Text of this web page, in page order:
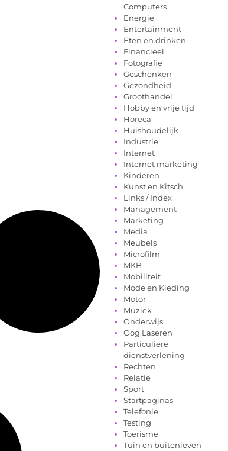
Computers
Energie
Entertainment
Eten en drinken
Financieel
Fotografie
Geschenken
Gezondheid
Groothandel
Hobby en vrije tijd
Horeca
Huishoudelijk
Industrie
Internet
Internet marketing
Kinderen
Kunst en Kitsch
Links / Index
Management
Marketing
Media
Meubels
Microfilm
MKB
Mobiliteit
Mode en Kleding
Motor
Muziek
Onderwijs
Oog Laseren
Particuliere
dienstverlening
Rechten
Relatie
Sport
Startpaginas
Telefonie
Testing
Toerisme
Tuin en buitenleven